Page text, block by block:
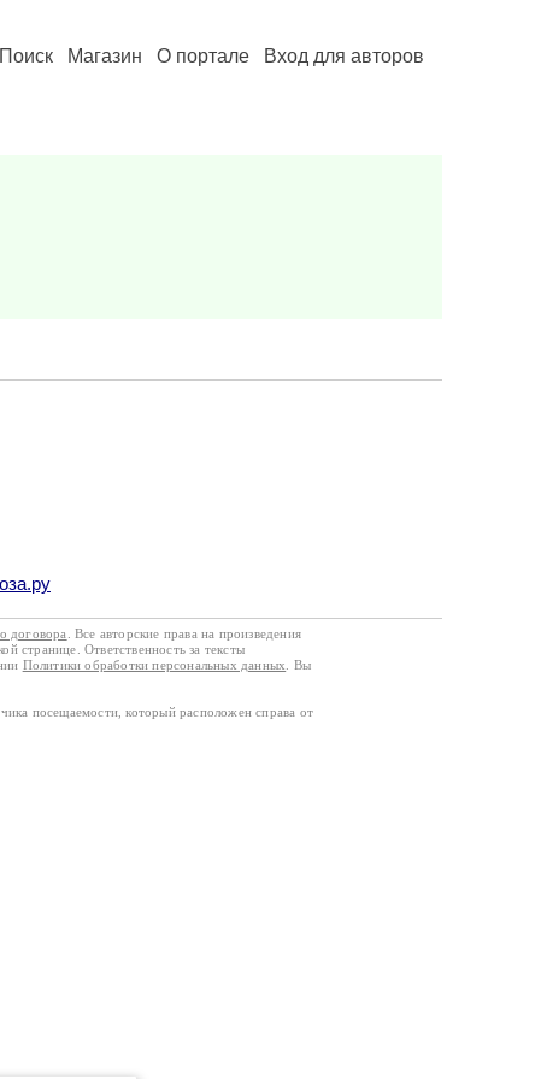
Поиск Магазин О портале Вход для авторов
договора
. Все авторские права на произведения
странице. Ответственность за тексты
Политики обработки персональных данных
. Вы
посещаемости, который расположен справа от